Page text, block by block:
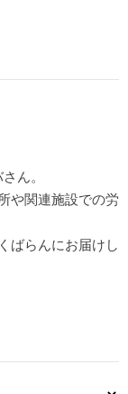
ん。
や関連施設での労
ばらんにお届けし